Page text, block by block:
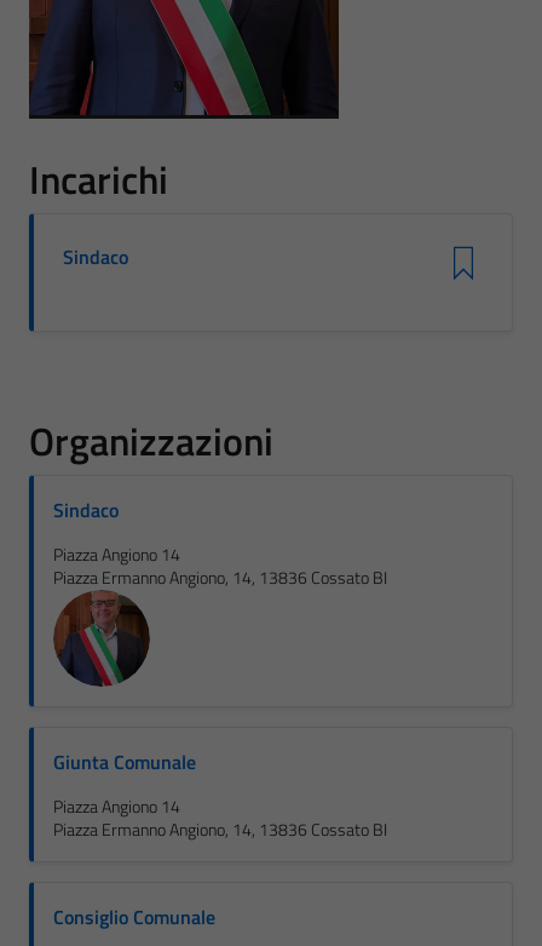
Incarichi
Sindaco
Organizzazioni
Sindaco
Piazza Angiono 14
Piazza Ermanno Angiono, 14, 13836 Cossato BI
Giunta Comunale
Piazza Angiono 14
Piazza Ermanno Angiono, 14, 13836 Cossato BI
Consiglio Comunale